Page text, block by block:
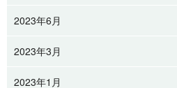
2023年6月
2023年3月
2023年1月